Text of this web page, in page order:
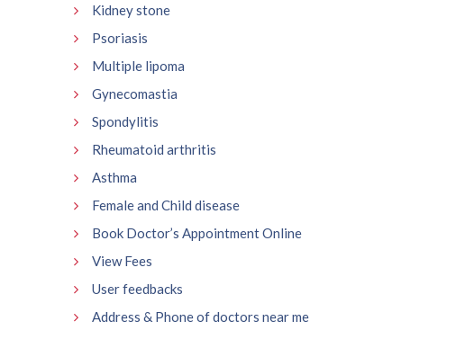
Kidney stone
Psoriasis
Multiple lipoma
Gynecomastia
Spondylitis
Rheumatoid arthritis
Asthma
Female and Child disease
Book Doctor’s Appointment Online
View Fees
User feedbacks
Address & Phone of doctors near me